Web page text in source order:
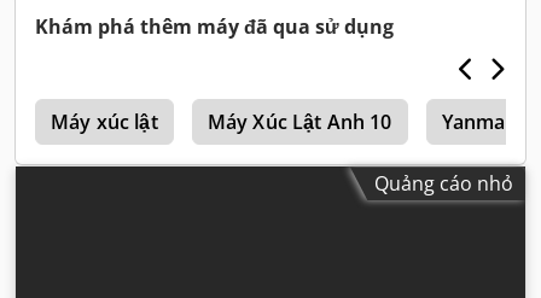
Khám phá thêm máy đã qua sử dụng
Máy xúc lật Máy Xúc Lật Anh 10 Yanmar
Quảng cáo nhỏ